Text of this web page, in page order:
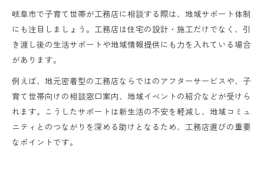
岐阜市で子育て世帯が工務店に相談する際は、地域サポート体制
にも注目しましょう。工務店は住宅の設計・施工だけでなく、引
き渡し後の生活サポートや地域情報提供にも力を入れている場合
があります。
例えば、地元密着型の工務店ならではのアフターサービスや、子
育て世帯向けの相談窓口案内、地域イベントの紹介などが受けら
れます。こうしたサポートは新生活の不安を軽減し、地域コミュ
ニティとのつながりを深める助けとなるため、工務店選びの重要
なポイントです。